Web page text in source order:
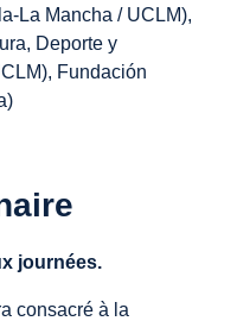
La Mancha / UCLM),
Deporte y
Fundación
journées.
consacré à la